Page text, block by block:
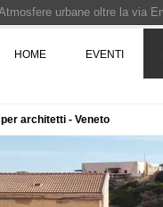
HOME EVENTI
architetti - Veneto
urbane oltre la via
creatore di Pinocchio -